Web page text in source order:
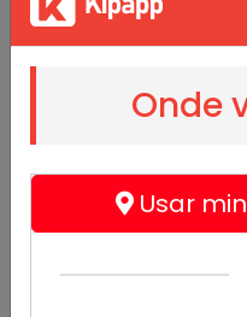
Onde
Usar
Bemgostoso
@bemgostoso
Alimentos e bebidas -
Delivery de comidas Não